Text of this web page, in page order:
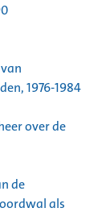
1976-1984
over de
de
als